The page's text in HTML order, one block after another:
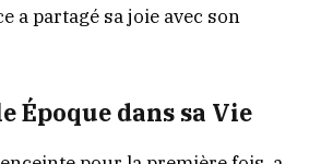
a partagé sa joie avec son
Époque dans sa Vie